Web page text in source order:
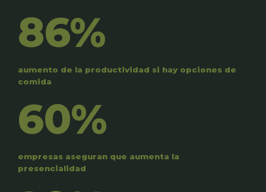
86%
aumento de la productividad si hay opciones de
comida
60%
empresas aseguran que aumenta la
presencialidad